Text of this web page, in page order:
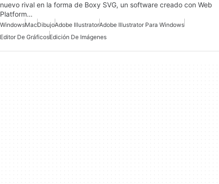
nuevo rival en la forma de Boxy SVG, un software creado con Web
Platform…
WindowsMacDibujoAdobe IllustratorAdobe Illustrator Para Windows
Editor De GráficosEdición De Imágenes